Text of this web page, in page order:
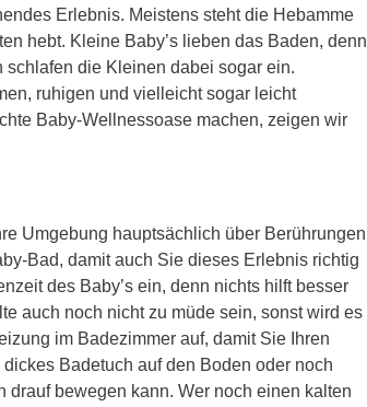
Erlebnis. Meistens steht die Hebamme
hebt. Kleine Baby’s lieben das Baden, denn
die Kleinen dabei sogar ein.
ruhigen und vielleicht sogar leicht
Baby-Wellnessoase machen, zeigen wir
Umgebung hauptsächlich über Berührungen
Bad, damit auch Sie dieses Erlebnis richtig
des Baby’s ein, denn nichts hilft besser
auch noch nicht zu müde sein, sonst wird es
im Badezimmer auf, damit Sie Ihren
Badetuch auf den Boden oder noch
bewegen kann. Wer noch einen kalten